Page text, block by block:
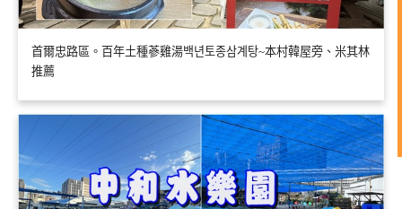
首爾忠路區。百年土種蔘雞湯백년토종삼계탕~本村韓屋旁、米其林
推薦